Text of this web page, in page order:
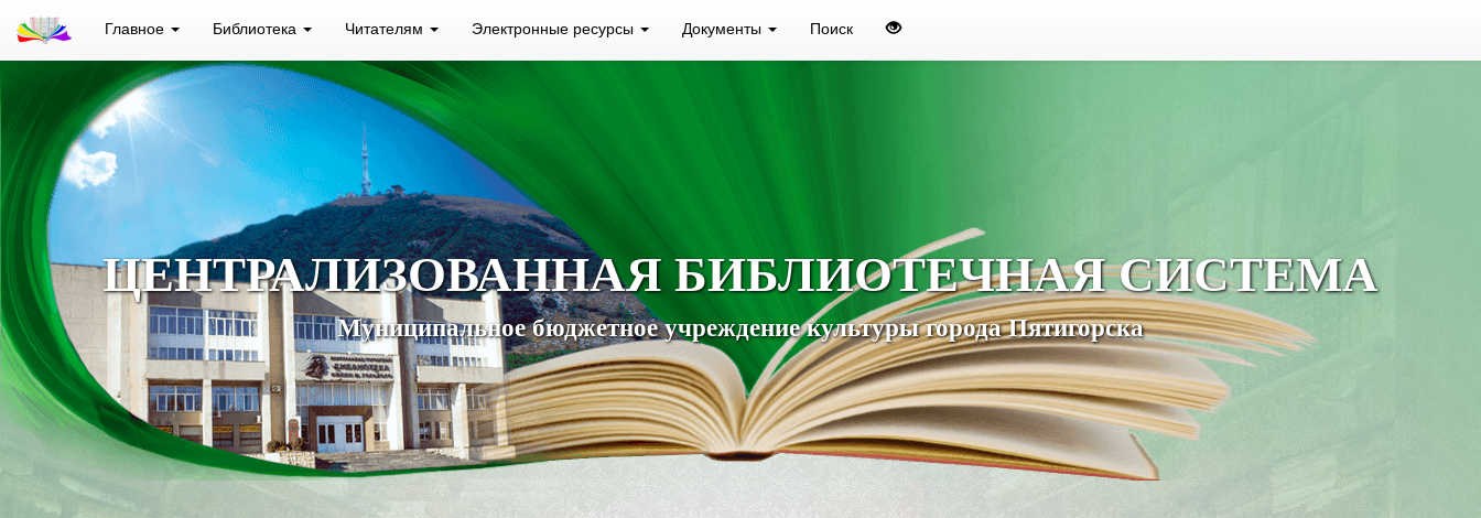
Главное Библиотека Читателям Электронные ресурсы Документы Поиск
ЦЕНТРАЛИЗОВАННАЯ БИБЛИОТЕЧНАЯ СИСТЕМА
Муниципальное бюджетное учреждение культуры города Пятигорска